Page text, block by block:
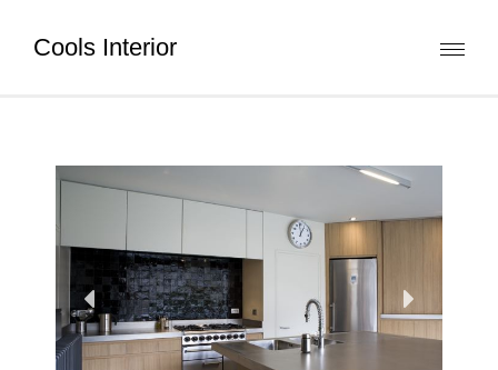
Toggle
Cools Interior